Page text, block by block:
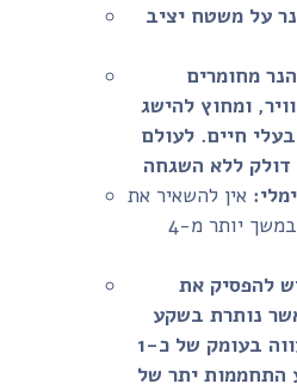
משטח יציב
מחומרים
ומחוץ להישג
חיים. לעולם
אין להשאיר את
הנר דולק ברצף במשך יותר מ-4
את
נותרת בשקע
הכוס שכבת שעווה בעומק של כ-1
יתר של